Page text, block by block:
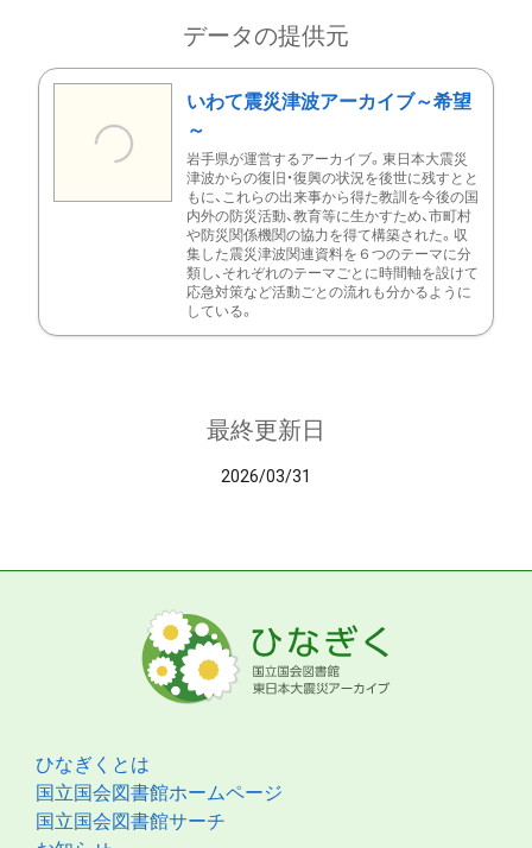
データの提供元
いわて震災津波アーカイブ～希望
～
岩手県が運営するアーカイブ。東日本大震災
津波からの復旧・復興の状況を後世に残すとと
もに、これらの出来事から得た教訓を今後の国
内外の防災活動、教育等に生かすため、市町村
や防災関係機関の協力を得て構築された。収
集した震災津波関連資料を６つのテーマに分
類し、それぞれのテーマごとに時間軸を設けて
応急対策など活動ごとの流れも分かるように
している。
最終更新日
2026/03/31
ひなぎくとは
国立国会図書館ホームページ
国立国会図書館サーチ